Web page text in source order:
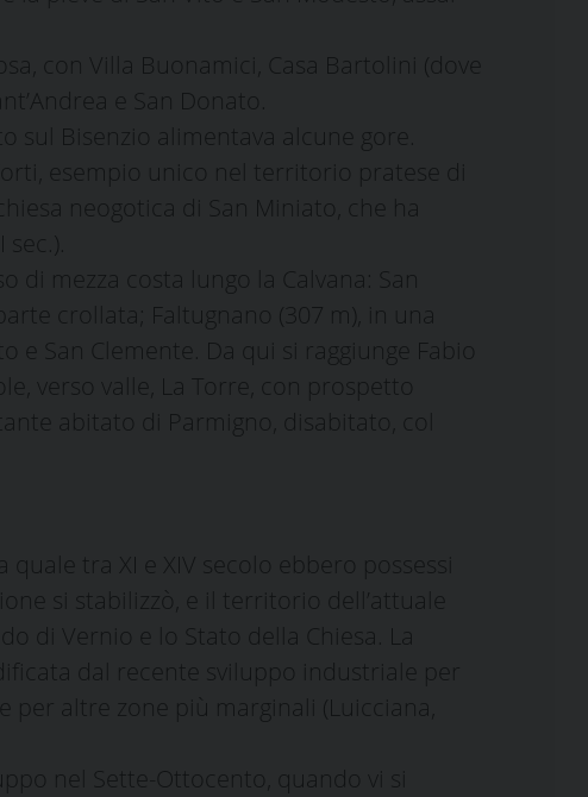
con Villa Buonamici, Casa Bartolini (dove
e San Donato.
sul Bisenzio alimentava alcune gore.
esempio unico nel territorio pratese di
neogotica di San Miniato, che ha
mezza costa lungo la Calvana: San
crollata; Faltugnano (307 m), in una
San Clemente. Da qui si raggiunge Fabio
verso valle, La Torre, con prospetto
abitato di Parmigno, disabitato, col
tra XI e XIV secolo ebbero possessi
si stabilizzò, e il territorio dell’attuale
di Vernio e lo Stato della Chiesa. La
dal recente sviluppo industriale per
altre zone più marginali (Luicciana,
nel Sette-Ottocento, quando vi si